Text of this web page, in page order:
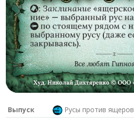
Выпуск Русы против ящеров